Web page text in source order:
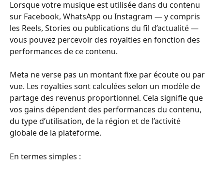
Lorsque votre musique est utilisée dans du contenu
sur Facebook, WhatsApp ou Instagram — y compris
les Reels, Stories ou publications du fil d’actualité —
vous pouvez percevoir des royalties en fonction des
performances de ce contenu.
Meta ne verse pas un montant fixe par écoute ou par
vue. Les royalties sont calculées selon un modèle de
partage des revenus proportionnel. Cela signifie que
vos gains dépendent des performances du contenu,
du type d’utilisation, de la région et de l’activité
globale de la plateforme.
En termes simples :